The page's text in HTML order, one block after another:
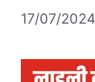
17/07/2024